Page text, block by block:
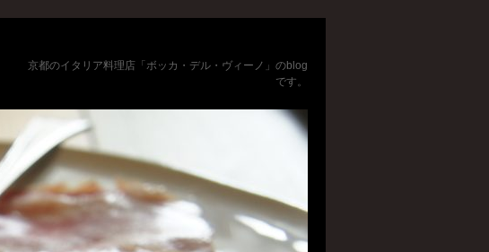
京都のイタリア料理店「ボッカ・デル・ヴィーノ」のblog
です。